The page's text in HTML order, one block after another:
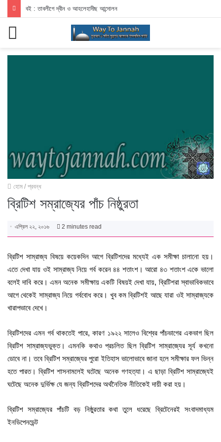
বই : তাবলীগে দ্বীন ও আহলেহাদীছ আন্দোলন
হোম / প্রবন্ধ
ব্রিটিশ সম্রাজ্যের পাঁচ নিষ্ঠুরতা
এপ্রিল ২২, ২০১৬ 2 minutes read
ব্রিটিশ সাম্রাজ্য বিষয়ে কয়েকদিন আগে ব্রিটিশদের মধ্যেই এক সমীক্ষা চালানো হয়।
এতে দেখা যায় ওই সাম্রাজ্য নিয়ে গর্ব করেন ৪৪ শতাংশ। আরো ৪৩ শতাংশ একে ভালো
বলেই দাবি করে। এমন অনেক সমীক্ষায় একটি বিষয়ই দেখা যায়, ব্রিটিশরা স্বাভাবিকভাবে
আগে থেকেই সাম্রাজ্য নিয়ে গর্ববোধ করে। খুব কম ব্রিটিশই আছে যারা ওই সাম্রাজ্যকে
খারাপভাবে দেখে।
ব্রিটিশদের এমন গর্ব থাকতেই পারে, কারণ ১৯২২ সালেও বিশ্বের পাঁচভাগের একভাগ ছিল
ব্রিটিশ সাম্রাজ্যভুক্ত। এমনকি কথাও প্রচলিত ছিল ব্রিটিশ সাম্রাজ্যের সূর্য কখনো
ডোবে না। তবে ব্রিটিশ সম্রাজ্যের পুরো ইতিহাস ভালোভাবে জানা হলে সমীক্ষার ফল ভিন্ন
হতে পারত। ব্রিটিশ শাসনামলেই ঘটেছে অনেক গণহত্যা। এ ছাড়া ব্রিটিশ সাম্রাজ্যেই
ঘটেছে অনেক দুর্ভিক্ষ যে জন্য ব্রিটিশদের অর্থনৈতিক নীতিকেই দায়ী করা হয়।
ব্রিটিশ সম্রাজ্যের পাঁচটি বড় নিষ্ঠুরতার কথা তুলে ধরেছে ব্রিটেনেরই সংবাদমাধ্যম
ইনডিপেনডেন্ট